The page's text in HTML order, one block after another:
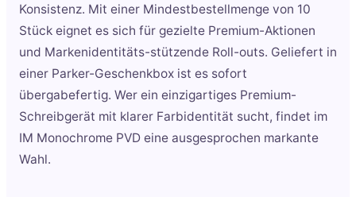
Konsistenz. Mit einer Mindestbestellmenge von 10
Stück eignet es sich für gezielte Premium-Aktionen
und Markenidentitäts-stützende Roll-outs. Geliefert in
einer Parker-Geschenkbox ist es sofort
übergabefertig. Wer ein einzigartiges Premium-
Schreibgerät mit klarer Farbidentität sucht, findet im
IM Monochrome PVD eine ausgesprochen markante
Wahl.